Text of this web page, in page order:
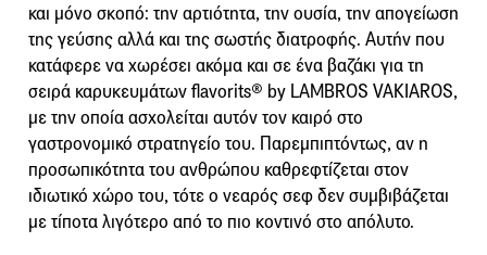
και μόνο σκοπό: την αρτιότητα, την ουσία, την απογείωση
της γεύσης αλλά και της σωστής διατροφής. Αυτήν που
κατάφερε να χωρέσει ακόμα και σε ένα βαζάκι για τη
σειρά καρυκευμάτων flavorits® by LAMBROS VAKIAROS,
με την οποία ασχολείται αυτόν τον καιρό στο
γαστρονομικό στρατηγείο του. Παρεμπιπτόντως, αν η
προσωπικότητα του ανθρώπου καθρεφτίζεται στον
ιδιωτικό χώρο του, τότε ο νεαρός σεφ δεν συμβιβάζεται
με τίποτα λιγότερο από το πιο κοντινό στο απόλυτο.